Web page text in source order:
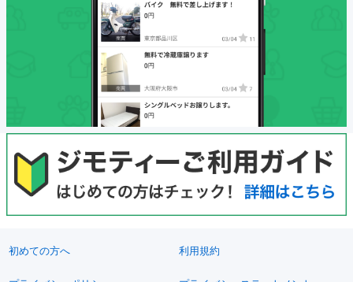
初めての方へ 利用規約